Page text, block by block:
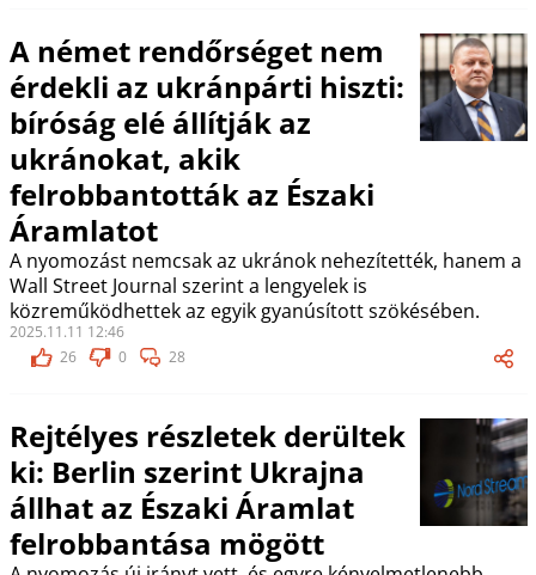
A német rendőrséget nem
érdekli az ukránpárti hiszti:
bíróság elé állítják az
ukránokat, akik
felrobbantották az Északi
Áramlatot
A nyomozást nemcsak az ukránok nehezítették, hanem a
Wall Street Journal szerint a lengyelek is
közreműködhettek az egyik gyanúsított szökésében.
2025.11.11 12:46
26
0 28
Rejtélyes részletek derültek
ki: Berlin szerint Ukrajna
állhat az Északi Áramlat
felrobbantása mögött